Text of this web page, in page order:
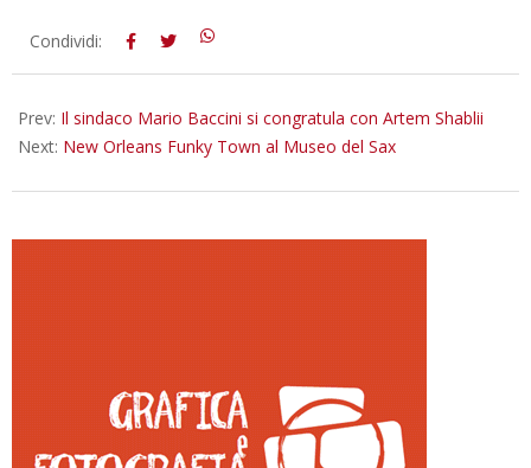
2026-
Condividi:
Prev: Il sindaco Mario Baccini si congratula con Artem Shablii
Next: New Orleans Funky Town al Museo del Sax